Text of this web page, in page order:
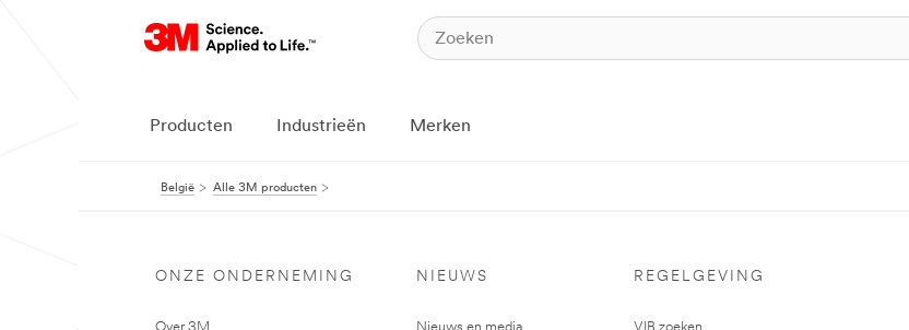
Producten Industrieën Merken
België Alle 3M producten
ONZE ONDERNEMING NIEUWS REGELGEVING